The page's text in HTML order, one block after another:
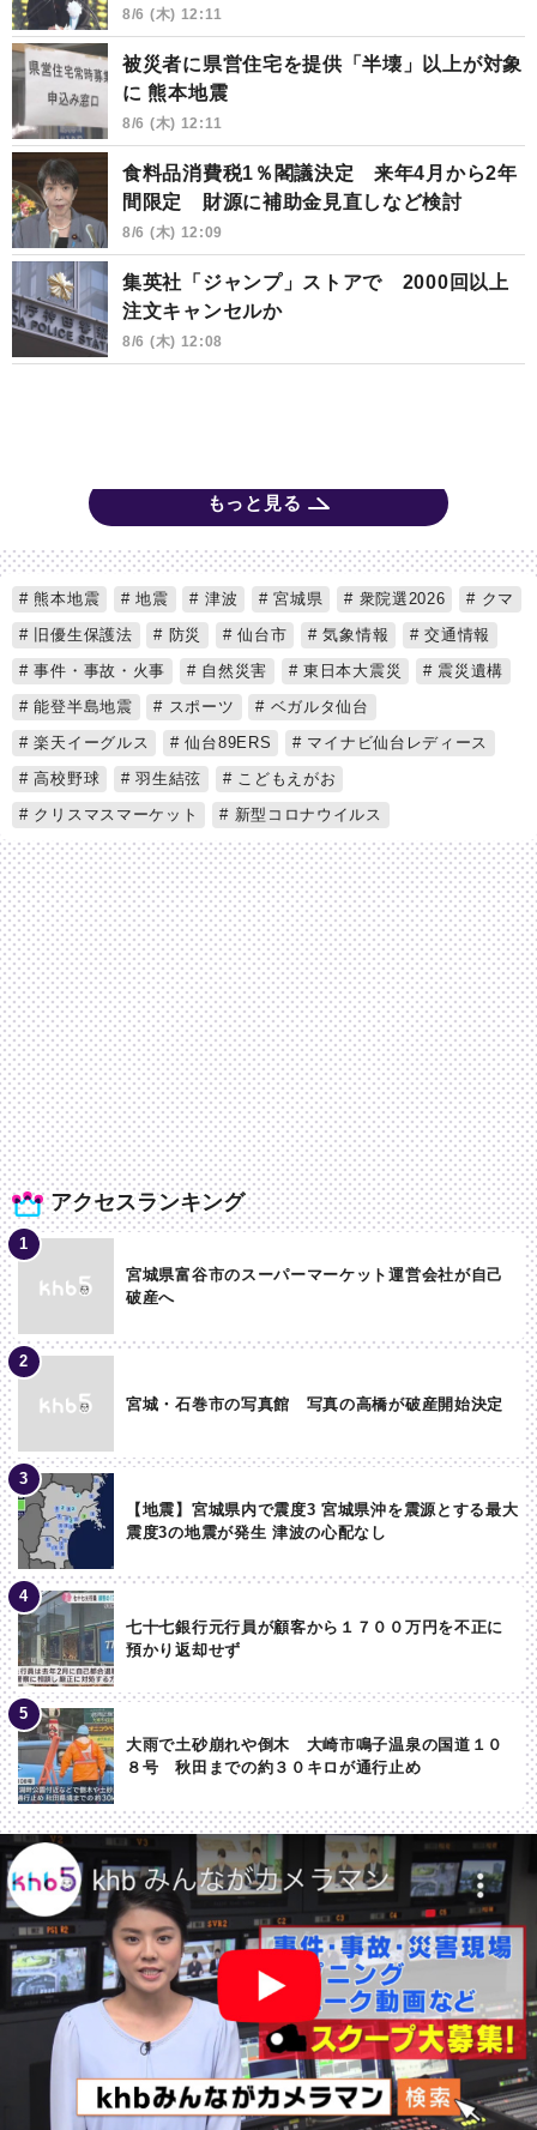
8/6 (木) 12:11
被災者に県営住宅を提供「半壊」以上が対象
に 熊本地震
8/6 (木) 12:11
食料品消費税1％閣議決定 来年4月から2年
間限定 財源に補助金見直しなど検討
8/6 (木) 12:09
集英社「ジャンプ」ストアで 2000回以上
注文キャンセルか
8/6 (木) 12:08
もっと見る
アクセスランキング
宮城県富谷市のスーパーマーケット運営会社が自己
破産へ
宮城・石巻市の写真館 写真の高橋が破産開始決定
【地震】宮城県内で震度3 宮城県沖を震源とする最大
震度3の地震が発生 津波の心配なし
七十七銀行元行員が顧客から１７００万円を不正に
預かり返却せず
大雨で土砂崩れや倒木 大崎市鳴子温泉の国道１０
８号 秋田までの約３０キロが通行止め
熊本地震 地震 津波 宮城県 衆院選2026
クマ
旧優生保護法
防災 仙台市 気象情報
交通情報
事件・事故・火事
自然災害 東日本大震災
震災遺構
能登半島地震
スポーツ
ベガルタ仙台
楽天イーグルス
仙台89ERS
マイナビ仙台レディース
高校野球
羽生結弦
こどもえがお
クリスマスマーケット
新型コロナウイルス